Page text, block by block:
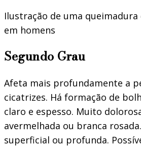
Ilustração de uma
em homens
Segundo Grau
Afeta mais profundamente a
cicatrizes. Há formação de
claro e espesso. Muito
avermelhada ou branca
superficial ou profunda.